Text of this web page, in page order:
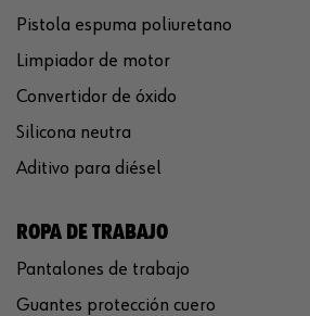
Pistola espuma poliuretano
Limpiador de motor
Convertidor de óxido
Silicona neutra
Aditivo para diésel
ROPA DE TRABAJO
Pantalones de trabajo
Guantes protección cuero